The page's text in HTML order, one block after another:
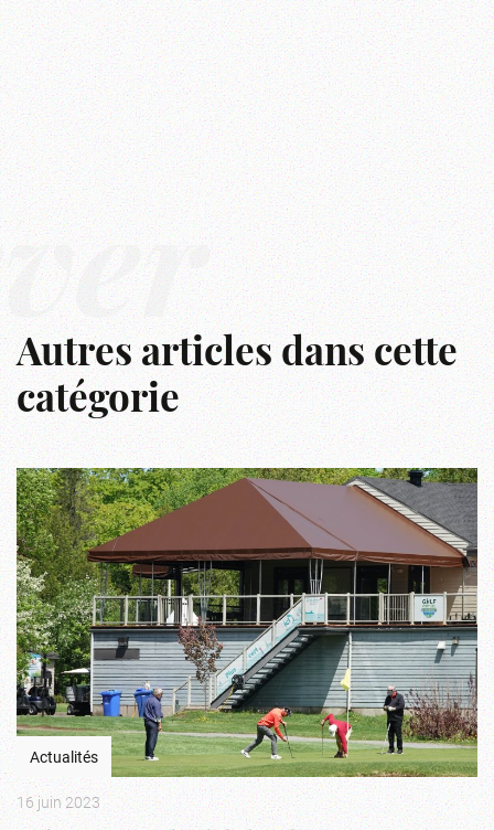
Autres articles dans cette
catégorie
Actualités
16 juin 2023